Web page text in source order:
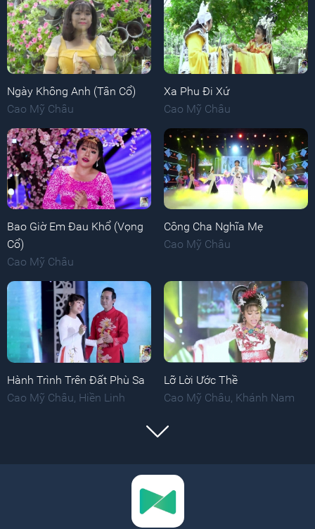
Ngày Không Anh (Tân Cổ)
Cao Mỹ Châu
Xa Phu Đi Xứ
Cao Mỹ Châu
Bao Giờ Em Đau Khổ (Vọng
Cổ)
Cao Mỹ Châu
Công Cha Nghĩa Mẹ
Cao Mỹ Châu
Hành Trình Trên Đất Phù Sa
Cao Mỹ Châu Hiền Linh
Lỡ Lời Ước Thề
Cao Mỹ Châu Khánh Nam